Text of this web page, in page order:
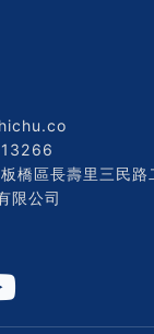
橋區長壽里三民路
限公司